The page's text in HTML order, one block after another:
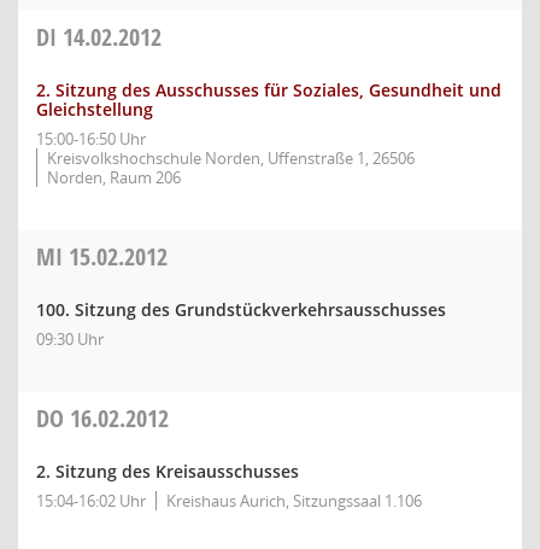
DI 14.02.2012
2. Sitzung des Ausschusses für Soziales, Gesundheit und
Gleichstellung
15:00-16:50 Uhr
Kreisvolkshochschule Norden, Uffenstraße 1, 26506
Norden, Raum 206
MI 15.02.2012
100. Sitzung des Grundstückverkehrsausschusses
09:30 Uhr
DO 16.02.2012
2. Sitzung des Kreisausschusses
15:04-16:02 Uhr Kreishaus Aurich, Sitzungssaal 1.106